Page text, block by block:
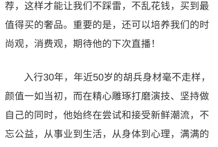
荐，这样才能让我们不踩雷，不乱花钱，买到最
值得买的奢品。重要的是，还可以培养我们的时
尚观，消费观，期待他的下次直播！
入行30年，年近50岁的胡兵身材毫不走样，
颜值一如当初，而在精心雕琢打磨演技、坚持做
自己的同时，他始终在尝试和接受新鲜潮流，不
忘公益，从事业到生活，从身体到心理，满满的